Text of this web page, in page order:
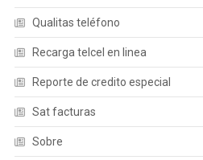
Qualitas teléfono
Recarga telcel en linea
Reporte de credito especial
Sat facturas
Sobre